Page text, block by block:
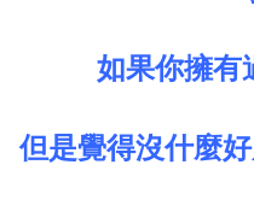
如果你擁有
但是覺得沒什麼